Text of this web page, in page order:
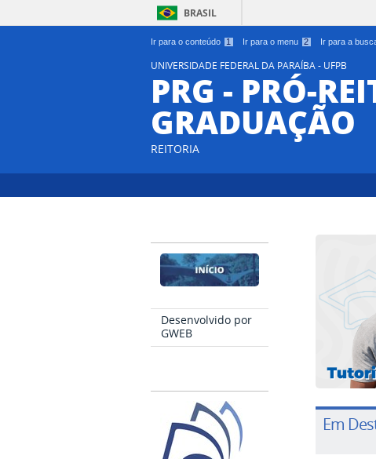
Ir para o conteúdo 1 Ir para o menu 2 Ir para a
BRASIL
UNIVERSIDADE FEDERAL DA PARAÍBA - UFPB
PRG - PRÓ-
GRADUAÇÃO
REITORIA
Desenvolvido por
GWEB
Em